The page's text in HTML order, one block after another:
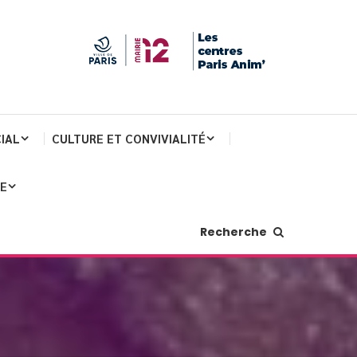
CULTURE ET CONVIVIALITÉ
Recherche